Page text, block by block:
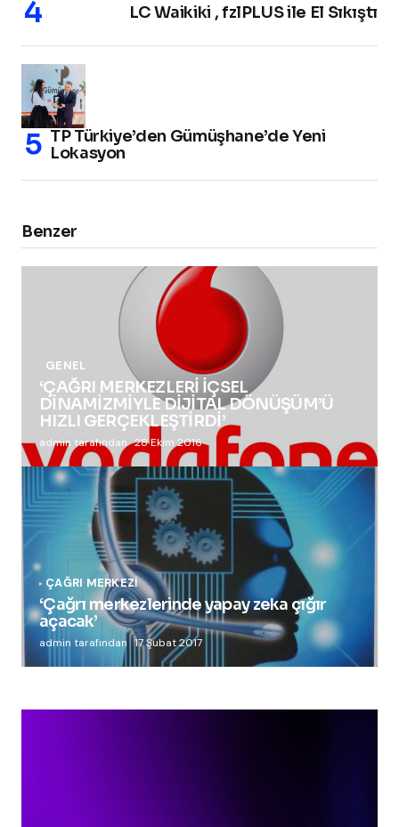
LC Waikiki , fzlPLUS ile El Sıkıştı
TP Türkiye’den Gümüşhane’de Yeni
Lokasyon
Benzer
GENEL
‘ÇAĞRI MERKEZLERİ İÇSEL
DİNAMİZMİYLE DİJİTAL DÖNÜŞÜM’Ü
HIZLI GERÇEKLEŞTİRDİ’
admin tarafından 28 Ekim 2016
ÇAĞRI MERKEZI
‘Çağrı merkezlerinde yapay zeka çığır
açacak’
admin tarafından 17 Şubat 2017